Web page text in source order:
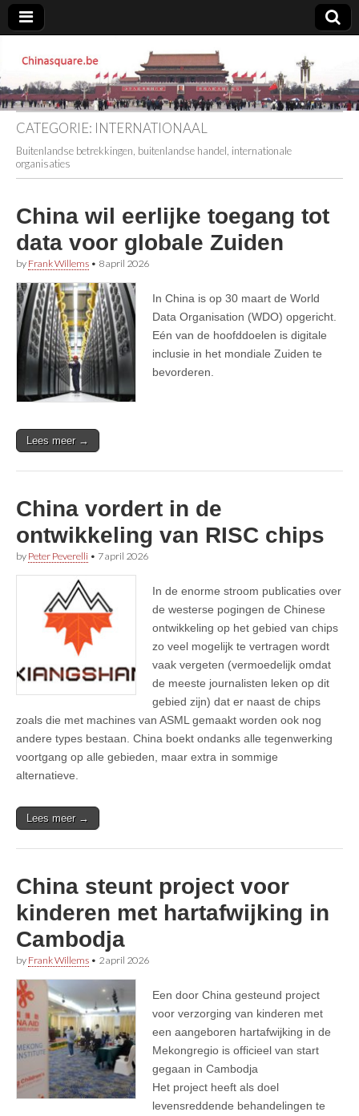
Chinasquare.be
CATEGORIE: INTERNATIONAAL
Buitenlandse betrekkingen, buitenlandse handel, internationale
organisaties
China wil eerlijke toegang tot
data voor globale Zuiden
by Frank Willems • 8 april 2026
In China is op 30 maart de World
Data Organisation (WDO) opgericht.
Eén van de hoofddoelen is digitale
inclusie in het mondiale Zuiden te
bevorderen.
Lees meer →
China vordert in de
ontwikkeling van RISC chips
by Peter Peverelli • 7 april 2026
In de enorme stroom publicaties over
de westerse pogingen de Chinese
ontwikkeling op het gebied van chips
zo veel mogelijk te vertragen wordt
vaak vergeten (vermoedelijk omdat
de meeste journalisten leken op dit
gebied zijn) dat er naast de chips
zoals die met machines van ASML gemaakt worden ook nog
andere types bestaan. China boekt ondanks alle tegenwerking
voortgang op alle gebieden, maar extra in sommige
alternatieve.
Lees meer →
China steunt project voor
kinderen met hartafwijking in
Cambodja
by Frank Willems • 2 april 2026
Een door China gesteund project
voor verzorging van kinderen met
een aangeboren hartafwijking in de
Mekongregio is officieel van start
gegaan in Cambodja
Het project heeft als doel
levensreddende behandelingen te